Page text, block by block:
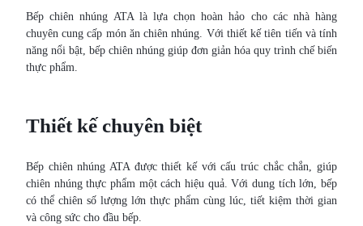
Bếp chiên nhúng ATA là lựa chọn hoàn hảo cho các nhà hàng
chuyên cung cấp món ăn chiên nhúng. Với thiết kế tiên tiến và tính
năng nổi bật, bếp chiên nhúng giúp đơn giản hóa quy trình chế biến
thực phẩm.
Thiết kế chuyên biệt
Bếp chiên nhúng ATA được thiết kế với cấu trúc chắc chắn, giúp
chiên nhúng thực phẩm một cách hiệu quả. Với dung tích lớn, bếp
có thể chiên số lượng lớn thực phẩm cùng lúc, tiết kiệm thời gian
và công sức cho đầu bếp.